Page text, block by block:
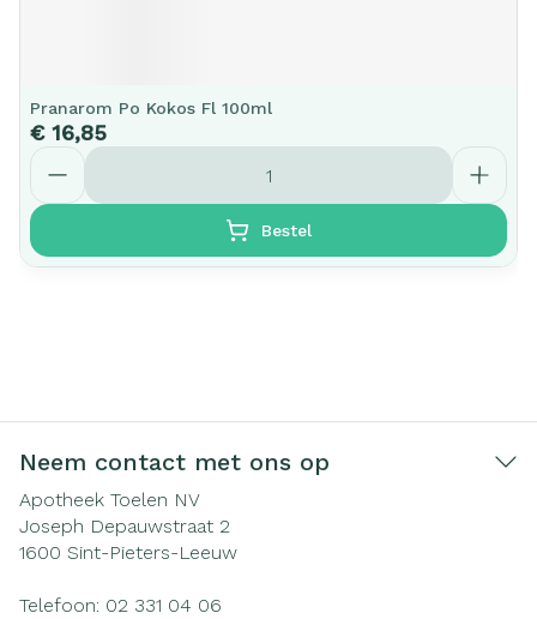
Pranarom Po Kokos Fl 100ml
€ 16,85
Aantal
Bestel
Neem contact met ons op
Apotheek Toelen NV
Joseph Depauwstraat 2
1600 Sint-Pieters-Leeuw
Telefoon: 02 331 04 06